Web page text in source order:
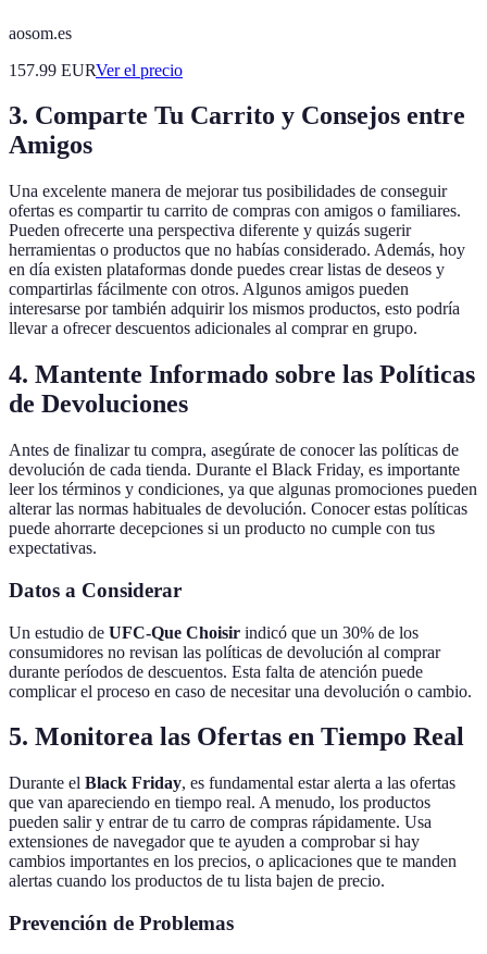
aosom.es
157.99 EURVer el precio
3. Comparte Tu Carrito y Consejos entre
Amigos
Una excelente manera de mejorar tus posibilidades de conseguir
ofertas es compartir tu carrito de compras con amigos o familiares.
Pueden ofrecerte una perspectiva diferente y quizás sugerir
herramientas o productos que no habías considerado. Además, hoy
en día existen plataformas donde puedes crear listas de deseos y
compartirlas fácilmente con otros. Algunos amigos pueden
interesarse por también adquirir los mismos productos, esto podría
llevar a ofrecer descuentos adicionales al comprar en grupo.
4. Mantente Informado sobre las Políticas
de Devoluciones
Antes de finalizar tu compra, asegúrate de conocer las políticas de
devolución de cada tienda. Durante el Black Friday, es importante
leer los términos y condiciones, ya que algunas promociones pueden
alterar las normas habituales de devolución. Conocer estas políticas
puede ahorrarte decepciones si un producto no cumple con tus
expectativas.
Datos a Considerar
Un estudio de UFC-Que Choisir indicó que un 30% de los
consumidores no revisan las políticas de devolución al comprar
durante períodos de descuentos. Esta falta de atención puede
complicar el proceso en caso de necesitar una devolución o cambio.
5. Monitorea las Ofertas en Tiempo Real
Durante el Black Friday, es fundamental estar alerta a las ofertas
que van apareciendo en tiempo real. A menudo, los productos
pueden salir y entrar de tu carro de compras rápidamente. Usa
extensiones de navegador que te ayuden a comprobar si hay
cambios importantes en los precios, o aplicaciones que te manden
alertas cuando los productos de tu lista bajen de precio.
Prevención de Problemas